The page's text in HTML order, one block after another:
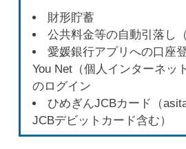
財形貯蓄
公共料金等の自動引落し
愛媛銀行アプリへの口座
You Net（個人インターネッ
のログイン
ひめぎんJCBカード（
JCBデビットカード含む）